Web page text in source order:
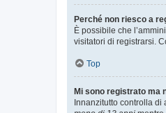
Perché non riesco a
È possibile che
visitatori di registrarsi.
Top
Mi sono registrato ma
Innanzitutto controlla di